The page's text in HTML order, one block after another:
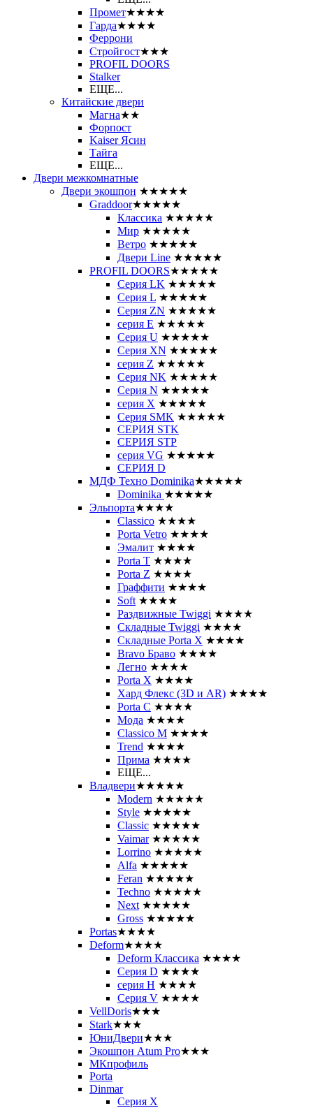
Промет★★★★
Гарда★★★★
Феррони
Стройгост★★★
PROFIL DOORS
Stalker
ЕЩЕ...
Китайские двери
Магна★★
Форпост
Kaiser Ясин
Тайга
ЕЩЕ...
Двери межкомнатные
Двери экошпон ★★★★★
Graddoor★★★★★
Классика ★★★★★
Мир ★★★★★
Ветро ★★★★★
Двери Line ★★★★★
PROFIL DOORS★★★★★
Серия LK ★★★★★
Серия L ★★★★★
Серия ZN ★★★★★
серия E ★★★★★
Серия U ★★★★★
Серия XN ★★★★★
серия Z ★★★★★
Серия NK ★★★★★
Серия N ★★★★★
серия X ★★★★★
Серия SMK ★★★★★
СЕРИЯ STK
СЕРИЯ STP
серия VG ★★★★★
СЕРИЯ D
МДФ Техно Dominika★★★★★
Dominika ★★★★★
Эльпорта★★★★
Classico ★★★★
Porta Vetro ★★★★
Эмалит ★★★★
Porta T ★★★★
Porta Z ★★★★
Граффити ★★★★
Soft ★★★★
Раздвижные Twiggi ★★★★
Складные Twiggi ★★★★
Складные Porta X ★★★★
Bravo Браво ★★★★
Легно ★★★★
Porta X ★★★★
Хард Флекс (3D и AR) ★★★★
Porta C ★★★★
Мода ★★★★
Classico M ★★★★
Trend ★★★★
Прима ★★★★
ЕЩЕ...
Владвери★★★★★
Modern ★★★★★
Style ★★★★★
Classic ★★★★★
Vaimar ★★★★★
Lorrino ★★★★★
Alfa ★★★★★
Feran ★★★★★
Techno ★★★★★
Next ★★★★★
Gross ★★★★★
Portas★★★★
Deform★★★★
Deform Классика ★★★★
Серия D ★★★★
серия H ★★★★
Серия V ★★★★
VellDoris★★★
Stark★★★
ЮниДвери★★★
Экошпон Atum Pro★★★
МКпрофиль
Porta
Dinmar
Серия X